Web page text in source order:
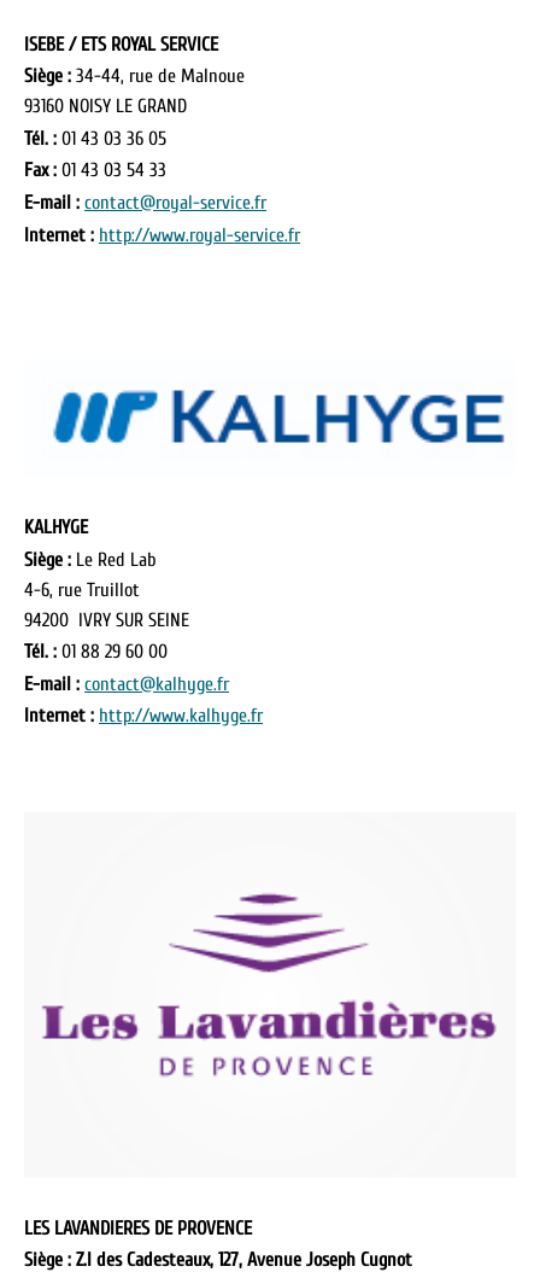
ISEBE / ETS ROYAL SERVICE
Siège : 34-44, rue de Malnoue
93160 NOISY LE GRAND
Tél. : 01 43 03 36 05
Fax : 01 43 03 54 33
E-mail : contact@royal-service.fr
Internet : http://www.royal-service.fr
KALHYGE
Siège : Le Red Lab
4-6, rue Truillot
94200 IVRY SUR SEINE
Tél. : 01 88 29 60 00
E-mail : contact@kalhyge.fr
Internet : http://www.kalhyge.fr
LES LAVANDIERES DE PROVENCE
Siège : Z.I des Cadesteaux, 127, Avenue Joseph Cugnot